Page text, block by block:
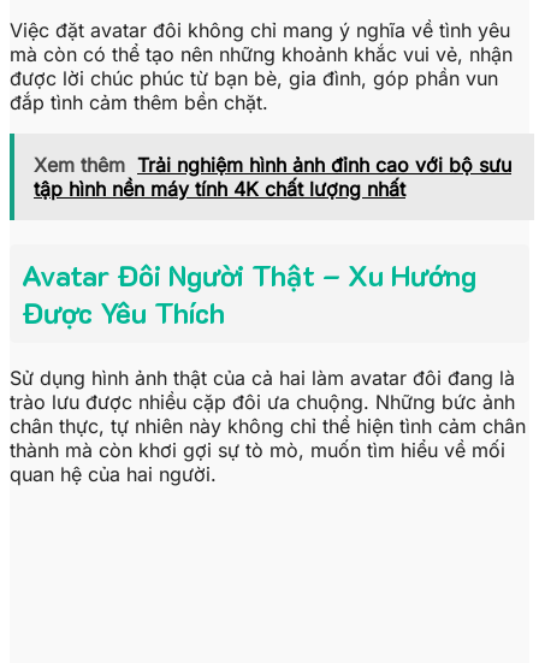
Việc đặt avatar đôi không chỉ mang ý nghĩa về tình yêu
mà còn có thể tạo nên những khoảnh khắc vui vẻ, nhận
được lời chúc phúc từ bạn bè, gia đình, góp phần vun
đắp tình cảm thêm bền chặt.
Xem thêm Trải nghiệm hình ảnh đỉnh cao với bộ sưu
tập hình nền máy tính 4K chất lượng nhất
Avatar Đôi Người Thật – Xu Hướng
Được Yêu Thích
Sử dụng hình ảnh thật của cả hai làm avatar đôi đang là
trào lưu được nhiều cặp đôi ưa chuộng. Những bức ảnh
chân thực, tự nhiên này không chỉ thể hiện tình cảm chân
thành mà còn khơi gợi sự tò mò, muốn tìm hiểu về mối
quan hệ của hai người.